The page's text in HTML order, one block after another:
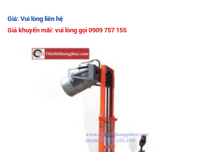
Giá: Vui lòng liên hệ
Giá khuyến mãi: vui lòng gọi 0909 757 155